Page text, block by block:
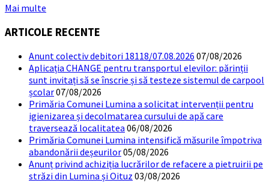
Mai multe
ARTICOLE RECENTE
Anunt colectiv debitori 18118/07.08.2026 07/08/2026
Aplicația CHANGE pentru transportul elevilor: părinții
sunt invitați să se înscrie și să testeze sistemul de carpool
școlar07/08/2026
Primăria Comunei Lumina a solicitat intervenții pentru
igienizarea și decolmatarea cursului de apă care
traversează localitatea 06/08/2026
Primăria Comunei Lumina intensifică măsurile împotriva
abandonării deșeurilor05/08/2026
Anunț privind achiziția lucrărilor de refacere a pietruirii pe
străzi din Lumina și Oituz 03/08/2026